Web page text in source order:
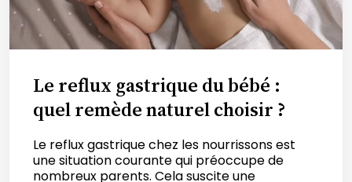
Le reflux gastrique du bébé :
quel remède naturel choisir ?
Le reflux gastrique chez les nourrissons est
une situation courante qui préoccupe de
nombreux parents. Cela suscite une